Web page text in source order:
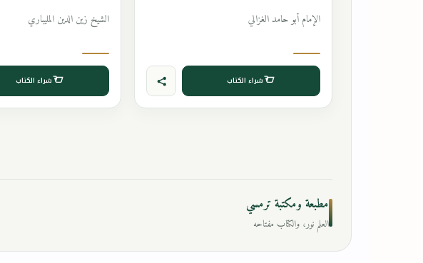
الإمام أبو حامد الغزالي
شراء الكتاب
الشيخ زين الدين المليباري
شراء الكتاب
مطبعة ومكتبة ترمسي
العلم نور، والكتاب مفتاحه